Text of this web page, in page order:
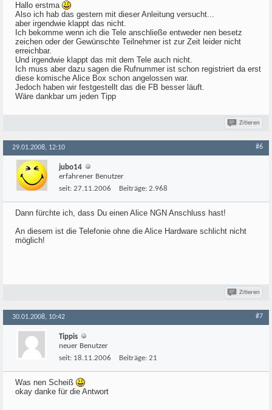
Hallo erstma
Also ich hab das gestern mit dieser Anleitung versucht...
aber irgendwie klappt das nicht.
Ich bekomme wenn ich die Tele anschließe entweder nen besetz
zeichen oder der Gewünschte Teilnehmer ist zur Zeit leider nicht
erreichbar.
Und irgendwie klappt das mit dem Tele auch nicht.
Ich muss aber dazu sagen die Rufnummer ist schon registriert da erst
diese komische Alice Box schon angelossen war.
Jedoch haben wir festgestellt das die FB besser läuft.
Wäre dankbar um jeden Tipp
Zitieren
29.01.2008, 12:10 #6
jubo14
erfahrener Benutzer
seit: 27.11.2006 Beiträge: 2.968
Dann fürchte ich, dass Du einen Alice NGN Anschluss hast!
An diesem ist die Telefonie ohne die Alice Hardware schlicht nicht
möglich!
Zitieren
30.01.2008, 10:42 #7
Tippis
neuer Benutzer
seit: 18.11.2006 Beiträge: 21
Was nen Scheiß
okay danke für die Antwort